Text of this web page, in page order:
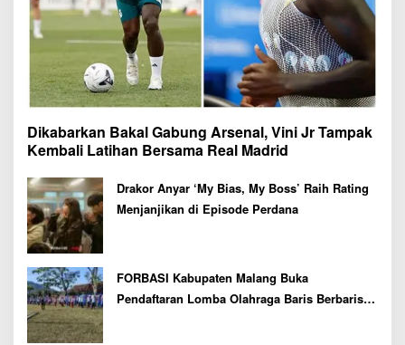
Dikabarkan Bakal Gabung Arsenal, Vini Jr Tampak
Kembali Latihan Bersama Real Madrid
Drakor Anyar ‘My Bias, My Boss’ Raih Rating
Menjanjikan di Episode Perdana
FORBASI Kabupaten Malang Buka
Pendaftaran Lomba Olahraga Baris Berbaris